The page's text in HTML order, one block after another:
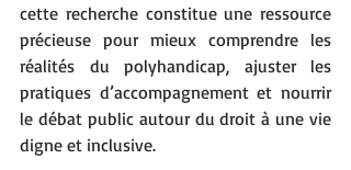
cette recherche constitue une ressource
précieuse pour mieux comprendre les
réalités du polyhandicap, ajuster les
pratiques d’accompagnement et nourrir
le débat public autour du droit à une vie
digne et inclusive.